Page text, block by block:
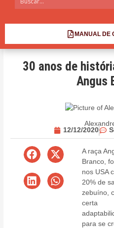
MANUAL DE
30 anos de
Angus
12/12/2020
A raça
Branco,
nos USA
20% de
zebuíno,
certa
para se